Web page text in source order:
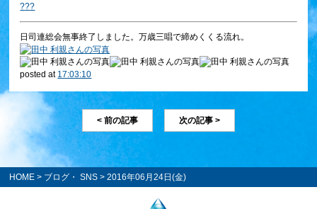
???
日司連総会無事終了しました。万歳三唱で締めくくる流れ。
posted at 17:03:10
< 前の記事 次の記事 >
HOME > ブログ・ SNS > 2016年06月24日(金)